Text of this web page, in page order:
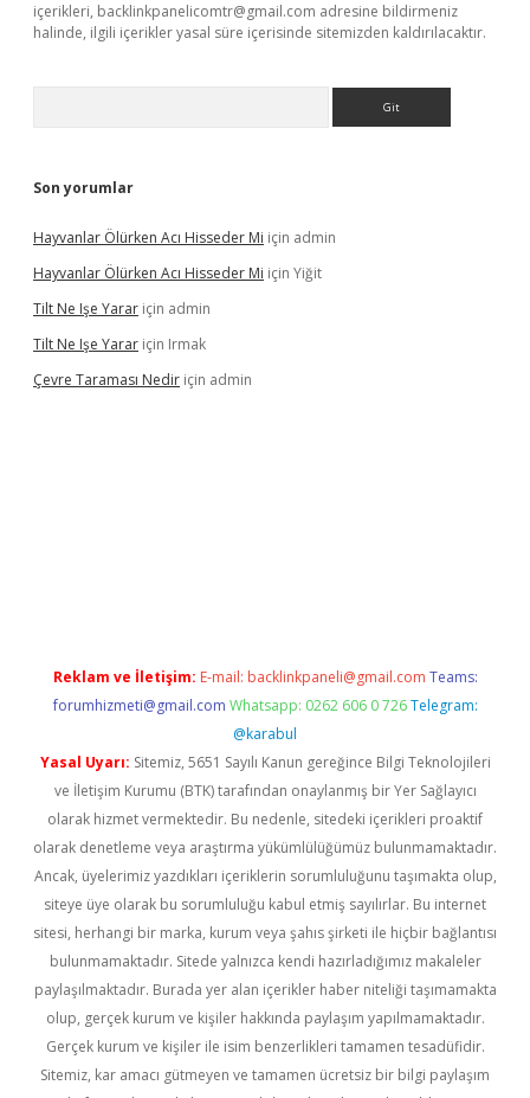
içerikleri, backlinkpanelicomtr@gmail.com adresine bildirmeniz
halinde, ilgili içerikler yasal süre içerisinde sitemizden kaldırılacaktır.
Son yorumlar
Hayvanlar Ölürken Acı Hisseder Mi için admin
Hayvanlar Ölürken Acı Hisseder Mi için Yiğit
Tilt Ne Işe Yarar için admin
Tilt Ne Işe Yarar için Irmak
Çevre Taraması Nedir için admin
Reklam ve İletişim: E-mail: backlinkpaneli@gmail.com Teams:
forumhizmeti@gmail.com Whatsapp: 0262 606 0 726 Telegram:
@karabul
Yasal Uyarı: Sitemiz, 5651 Sayılı Kanun gereğince Bilgi Teknolojileri
ve İletişim Kurumu (BTK) tarafından onaylanmış bir Yer Sağlayıcı
olarak hizmet vermektedir. Bu nedenle, sitedeki içerikleri proaktif
olarak denetleme veya araştırma yükümlülüğümüz bulunmamaktadır.
Ancak, üyelerimiz yazdıkları içeriklerin sorumluluğunu taşımakta olup,
siteye üye olarak bu sorumluluğu kabul etmiş sayılırlar. Bu internet
sitesi, herhangi bir marka, kurum veya şahıs şirketi ile hiçbir bağlantısı
bulunmamaktadır. Sitede yalnızca kendi hazırladığımız makaleler
paylaşılmaktadır. Burada yer alan içerikler haber niteliği taşımamakta
olup, gerçek kurum ve kişiler hakkında paylaşım yapılmamaktadır.
Gerçek kurum ve kişiler ile isim benzerlikleri tamamen tesadüfidir.
Sitemiz, kar amacı gütmeyen ve tamamen ücretsiz bir bilgi paylaşım